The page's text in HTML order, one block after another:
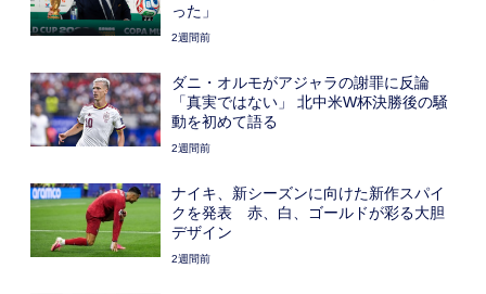
った」
2週間前
ダニ・オルモがアジャラの謝罪に反論
「真実ではない」 北中米W杯決勝後の騒
動を初めて語る
2週間前
ナイキ、新シーズンに向けた新作スパイ
クを発表 赤、白、ゴールドが彩る大胆
デザイン
2週間前